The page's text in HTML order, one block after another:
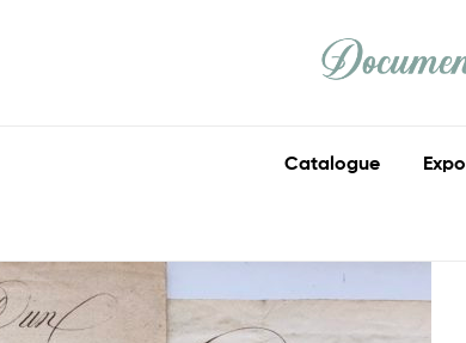
Anciens
Catalogue Expo